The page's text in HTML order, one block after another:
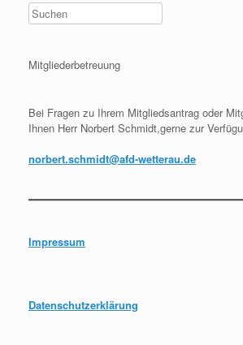
Mitgliederbetreuung
Bei Fragen zu Ihrem Mitgliedsantrag oder
Ihnen Herr Norbert Schmidt,gerne zur
norbert.schmidt@afd-wetterau.de
Impressum
Datenschutzerklärung